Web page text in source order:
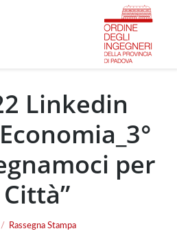
Linkedin
per
Rassegna Stampa